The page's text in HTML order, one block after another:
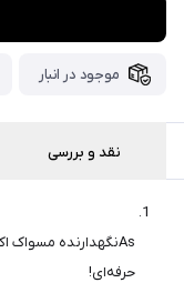
۴۸ساعت
سفارش،واتساپ
پیام
بگذارید.
موجود در انبار
نقد و بررسی
حرفه‌ای!